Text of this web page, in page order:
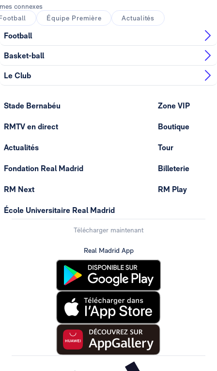
connexes
Équipe Première Actualités
Football
Basket-ball
Le Club
Stade Bernabéu
RMTV en direct
Actualités
Fondation Real Madrid
RM Next
École Universitaire Real Madrid
Zone VIP
Boutique
Tour
Billeterie
RM Play
Télécharger maintenant
Real Madrid App